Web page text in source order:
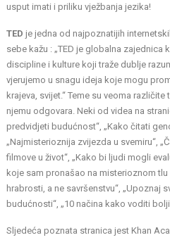
usput imati i priliku vježbanja jezika!
TED je jedna od najpoznatijih
sebe kažu : „TED je globalna zajednica
discipline i kulture koji traže dublje
vjerujemo u snagu ideja koje mogu
krajeva, svijet.“ Teme su veoma
njemu odgovara. Neki od videa na
predvidjeti budućnost“, „Kako čitati
„Najmisterioznija zvijezda u svemiru“,
filmove u život“, „Kako bi ljudi mogli
koje sam pronašao na misterioznom tlu
hrabrosti, a ne savršenstvu“, „Upoznaj
budućnosti“, „10 načina kako voditi
Sljedeća poznata stranica jest Khan